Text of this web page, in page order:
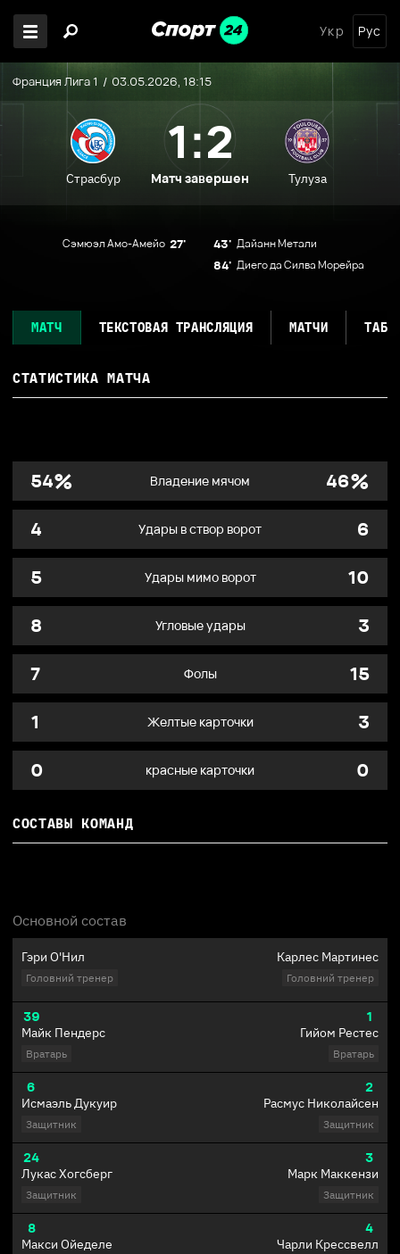
Укр Рус
Франция Лига 1 03.05.2026, 18:15
Страсбур
1:2
Матч завершен Тулуза
Сэмюэл Амо-Амейо 27' Дайанн Метали
43'
Диего да Силва Морейра
84'
МАТЧ ТЕКСТОВАЯ ТРАНСЛЯЦИЯ МАТЧИ
СТАТИСТИКА МАТЧА
54% Владение мячом 46%
4 Удары в створ ворот
6
5
Удары мимо ворот
10
8
Угловые удары
3
7
Фолы
15
1
Желтые карточки
3
0
красные карточки 0
СОСТАВЫ КОМАНД
Основной состав
Гэри О'Нил
Головний тренер
39
Майк Пендерс
Вратарь
6
Исмаэль Дукуир
Защитник
24
Лукас Хогсберг
Защитник
8
Макси Ойеделе
Карлес Мартинес
Головний тренер
1
Гийом Рестес
Вратарь
2
Расмус Николайсен
Защитник
3
Марк Маккензи
Защитник
4
Чарли Крессвелл